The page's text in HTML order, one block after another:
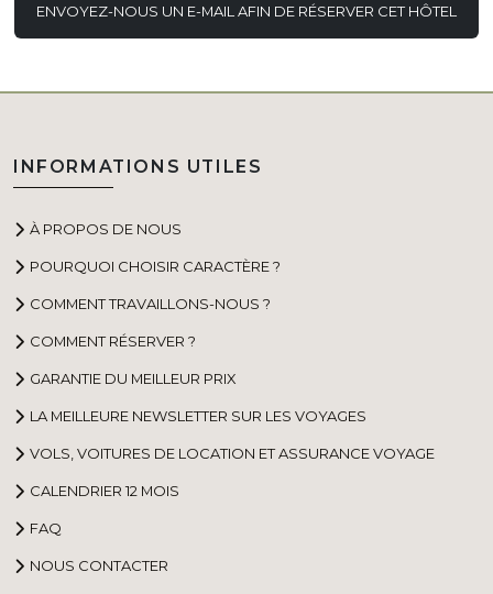
ENVOYEZ-NOUS UN E-MAIL AFIN DE RÉSERVER CET HÔTEL
INFORMATIONS UTILES
À PROPOS DE NOUS
POURQUOI CHOISIR CARACTÈRE ?
COMMENT TRAVAILLONS-NOUS ?
COMMENT RÉSERVER ?
GARANTIE DU MEILLEUR PRIX
LA MEILLEURE NEWSLETTER SUR LES VOYAGES
VOLS, VOITURES DE LOCATION ET ASSURANCE VOYAGE
CALENDRIER 12 MOIS
FAQ
NOUS CONTACTER